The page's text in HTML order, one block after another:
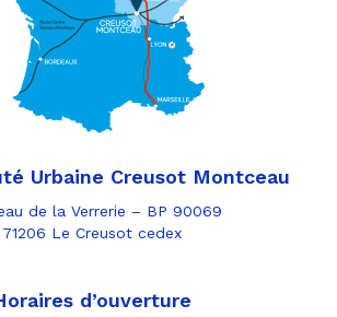
Urbaine Creusot Montceau
de la Verrerie – BP 90069
71206 Le Creusot cedex
d’ouverture